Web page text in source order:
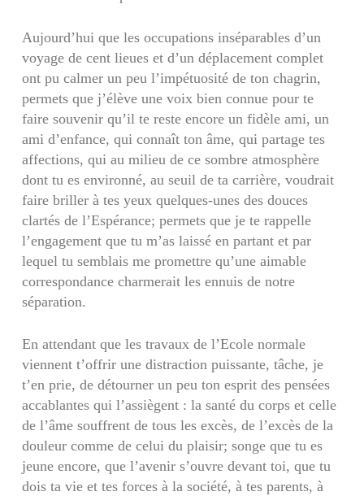
Aujourd’hui que les occupations inséparables d’un
voyage de cent lieues et d’un déplacement complet
ont pu calmer un peu l’impétuosité de ton chagrin,
permets que j’élève une voix bien connue pour te
faire souvenir qu’il te reste encore un fidèle ami, un
ami d’enfance, qui connaît ton âme, qui partage tes
affections, qui au milieu de ce sombre atmosphère
dont tu es environné, au seuil de ta carrière, voudrait
faire briller à tes yeux quelques-unes des douces
clartés de l’Espérance; permets que je te rappelle
l’engagement que tu m’as laissé en partant et par
lequel tu semblais me promettre qu’une aimable
correspondance charmerait les ennuis de notre
séparation.
En attendant que les travaux de l’Ecole normale
viennent t’offrir une distraction puissante, tâche, je
t’en prie, de détourner un peu ton esprit des pensées
accablantes qui l’assiègent : la santé du corps et celle
de l’âme souffrent de tous les excès, de l’excès de la
douleur comme de celui du plaisir; songe que tu es
jeune encore, que l’avenir s’ouvre devant toi, que tu
dois ta vie et tes forces à la société, à tes parents, à